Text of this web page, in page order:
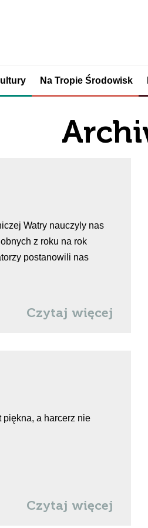
Na Tropie Środowisk
Watry nauczyly nas
z roku na rok
postanowili nas
Czytaj więcej
piękna, a harcerz nie
Czytaj więcej